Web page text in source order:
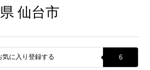
仙台市
気に入り登録する 6